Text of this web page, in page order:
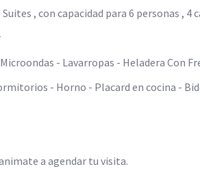
, con capacidad para 6 personas , 4
- Lavarropas - Heladera Con
- Horno - Placard en cocina -
a agendar tu visita.